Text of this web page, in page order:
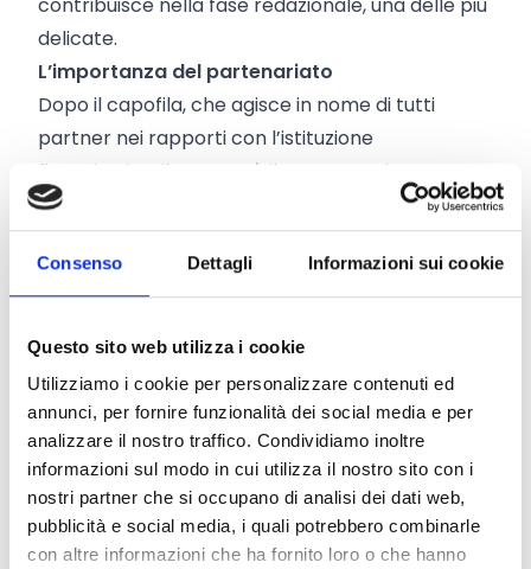
Consenso Dettagli Informazioni sui cookie
Questo sito web utilizza i cookie
Utilizziamo i cookie per personalizzare contenuti ed
annunci, per fornire funzionalità dei social media e per
analizzare il nostro traffico. Condividiamo inoltre
informazioni sul modo in cui utilizza il nostro sito con i
nostri partner che si occupano di analisi dei dati web,
pubblicità e social media, i quali potrebbero combinarle
con altre informazioni che ha fornito loro o che hanno
delicate.
L’importanza del partenariato
Dopo il capofila, che agisce in nome di tutti
partner nei rapporti con l’istituzione
finanziatrice, il partner è il soggetto che
contribuisce al raggiungimento del risultato
finale del progetto. Perché quindi è importante
la composizione della partnership?
È un criterio di ammissibilità: in alcuni progetti
viene scritto che per partecipare al progetto
servono almeno tre partner di tre Paesi membri
così come sono indicati nel bando.È un criterio
di selezione: ci deve essere una corrispondenza
tra la missione del partner e le attività che
vengono proposte; è necessario prevedere, ad
esempio, autorità locali che sono responsabili e